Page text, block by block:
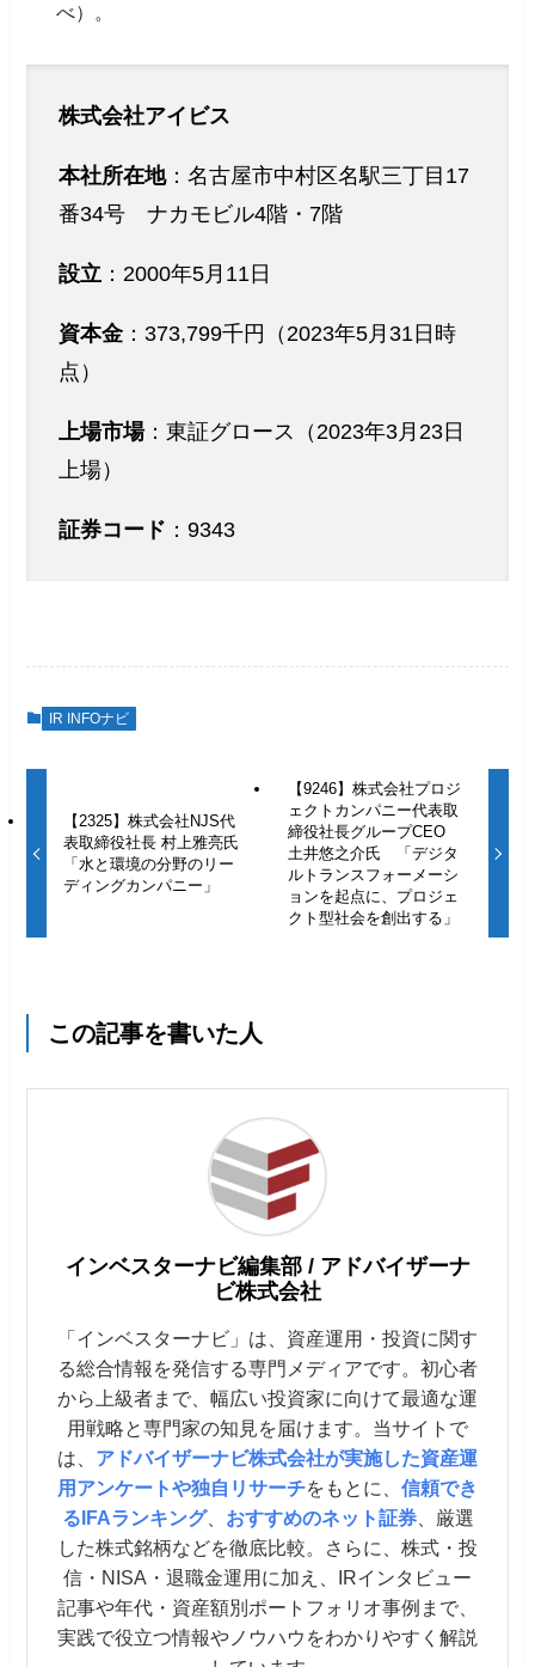
べ）。
株式会社アイビス
本社所在地：名古屋市中村区名駅三丁目17
番34号 ナカモビル4階・7階
設立 ：2000年5月11日
資本金 ：373,799千円（2023年5月31日時
点）
上場市場：東証グロース（2023年3月23日
上場）
証券コード ：9343
IR INFOナビ
【2325】株式会社NJS代
表取締役社長 村上雅亮氏
「水と環境の分野のリー
ディングカンパニー」
【9246】株式会社プロジ
ェクトカンパニー代表取
締役社長グループCEO
土井悠之介氏 「デジタ
ルトランスフォーメーシ
ョンを起点に、プロジェ
クト型社会を創出する」
この記事を書いた人
インベスターナビ編集部 / アドバイザーナ
ビ株式会社
「インベスターナビ」は、資産運用・投資に関す
る総合情報を発信する専門メディアです。初心者
から上級者まで、幅広い投資家に向けて最適な運
用戦略と専門家の知見を届けます。当サイトで
は、 アドバイザーナビ株式会社が実施した資産運
用アンケートや独自リサーチをもとに、 信頼でき
るIFAランキング、 おすすめのネット証券、厳選
した株式銘柄などを徹底比較。さらに、株式・投
信・NISA・退職金運用に加え、IRインタビュー
記事や年代・資産額別ポートフォリオ事例まで、
実践で役立つ情報やノウハウをわかりやすく解説